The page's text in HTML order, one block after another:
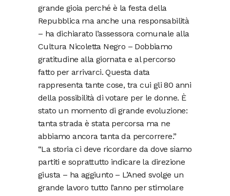
grande gioia perché è la festa della
Repubblica ma anche una responsabilità
– ha dichiarato l’assessora comunale alla
Cultura Nicoletta Negro – Dobbiamo
gratitudine alla giornata e al percorso
fatto per arrivarci. Questa data
rappresenta tante cose, tra cui gli 80 anni
della possibilità di votare per le donne. È
stato un momento di grande evoluzione:
tanta strada è stata percorsa ma ne
abbiamo ancora tanta da percorrere.”
“La storia ci deve ricordare da dove siamo
partiti e soprattutto indicare la direzione
giusta – ha aggiunto – L’Aned svolge un
grande lavoro tutto l’anno per stimolare